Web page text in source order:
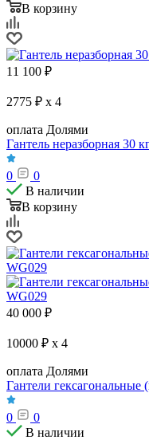
В корзину
11 100 ₽
2775 ₽ x 4
оплата Долями
Гантель неразборная 30
0
0
В наличии
В корзину
40 000 ₽
10000 ₽ x 4
оплата Долями
Гантели
0
0
В наличии